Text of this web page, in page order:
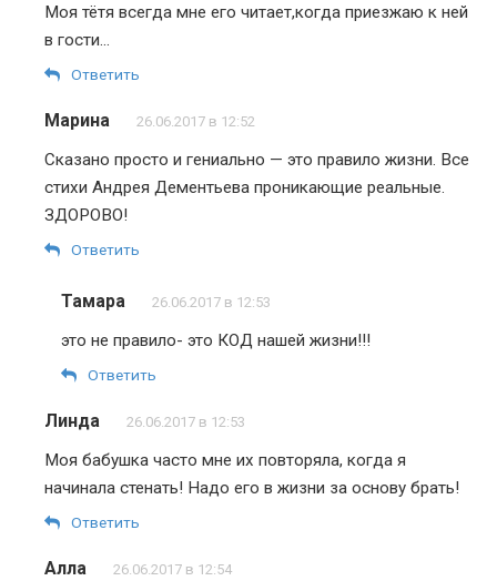
Моя тётя всегда мне его читает,когда приезжаю к ней
в гости…
Ответить
Марина 26.06.2017 в 12:52
Сказано просто и гениально — это правило жизни. Все
стихи Андрея Дементьева проникающие реальные.
ЗДОРОВО!
Ответить
Тамара 26.06.2017 в 12:53
это не правило- это КОД нашей жизни!!!
Ответить
Линда 26.06.2017 в 12:53
Моя бабушка часто мне их повторяла, когда я
начинала стенать! Надо его в жизни за основу брать!
Ответить
Алла 26.06.2017 в 12:54